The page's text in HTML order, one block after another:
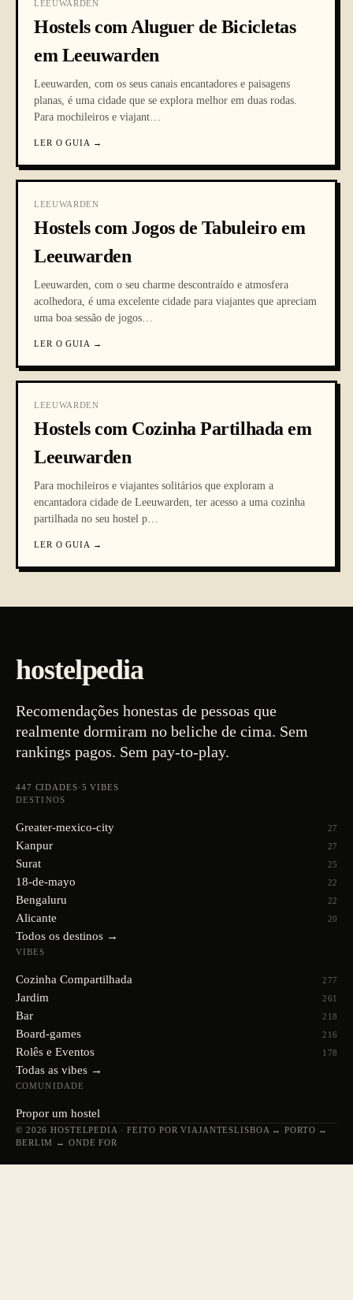
LEEUWARDEN
Hostels com Aluguer de Bicicletas
em Leeuwarden
Leeuwarden, com os seus canais encantadores e paisagens
planas, é uma cidade que se explora melhor em duas rodas.
Para mochileiros e viajant…
LER O GUIA →
LEEUWARDEN
Hostels com Jogos de Tabuleiro em
Leeuwarden
Leeuwarden, com o seu charme descontraído e atmosfera
acolhedora, é uma excelente cidade para viajantes que apreciam
uma boa sessão de jogos…
LER O GUIA →
LEEUWARDEN
Hostels com Cozinha Partilhada em
Leeuwarden
Para mochileiros e viajantes solitários que exploram a
encantadora cidade de Leeuwarden, ter acesso a uma cozinha
partilhada no seu hostel p…
LER O GUIA →
hostelpedia
Recomendações honestas de pessoas que
realmente dormiram no beliche de cima. Sem
rankings pagos. Sem pay-to-play.
447 CIDADES·5 VIBES
DESTINOS
Greater-mexico-city 27
Kanpur 27
Surat 25
18-de-mayo 22
Bengaluru 22
Alicante 20
Todos os destinos →
VIBES
Cozinha Compartilhada 277
Jardim 261
Bar 218
Board-games 216
Rolês e Eventos 178
Todas as vibes →
COMUNIDADE
Propor um hostel
© 2026 HOSTELPEDIA · FEITO POR VIAJANTESLISBOA ↔ PORTO ↔
BERLIM ↔ ONDE FOR